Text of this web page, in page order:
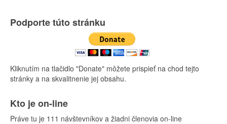
Podporte túto stránku
Kliknutím na tlačidlo "Donate" môžete prispieť na chod tejto
stránky a na skvalitnenie jej obsahu.
Kto je on-line
Práve tu je 111 návštevníkov a žiadni členovia on-line